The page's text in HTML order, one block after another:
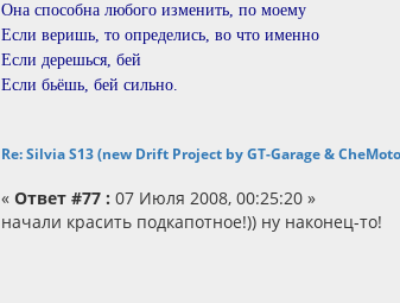
Она способна любого изменить, по моему
Если веришь, то определись, во что именно
Если дерешься, бей
Если бьёшь, бей сильно.
Re: Silvia S13 (new Drift Project by GT-Garage &
« Ответ #77 : 07 Июля 2008, 00:25:20 »
начали красить подкапотное!)) ну наконец-то!